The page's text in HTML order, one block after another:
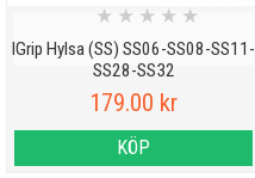
IGrip Hylsa (SS) SS06-SS08-SS11-
SS28-SS32
★ ★ ★ ★ ★
179.00 kr
KÖP